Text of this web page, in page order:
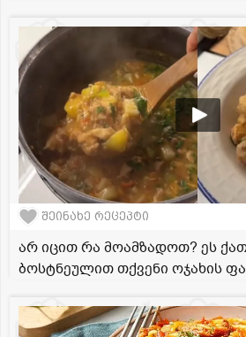
შეინახე რეცეპტი
არ იცით რა მოამზადოთ? ეს
ბოსტნეულით თქვენი ოჯახის